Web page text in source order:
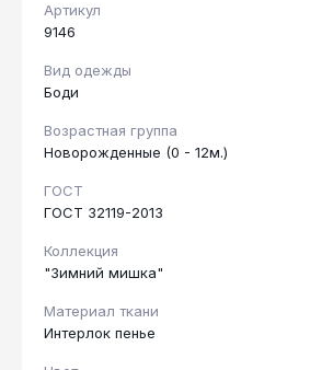
Артикул
9146
Вид одежды
Боди
Возрастная группа
Новорожденные (0 - 12м.)
ГОСТ
ГОСТ 32119-2013
Коллекция
"Зимний мишка"
Материал ткани
Интерлок пенье